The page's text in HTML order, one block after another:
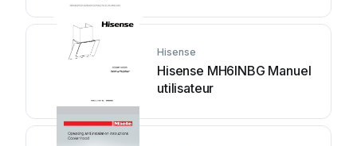
Hisense
Hisense MH6INBG Manuel
utilisateur